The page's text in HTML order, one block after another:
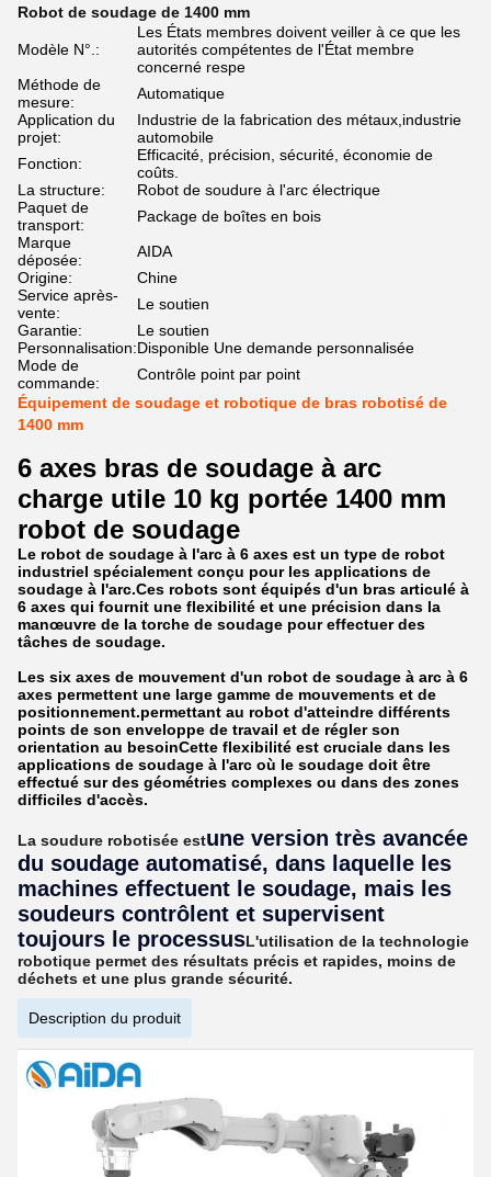
Robot de soudage de 1400 mm
Modèle N°.:
Les États membres doivent veiller à ce que les
autorités compétentes de l'État membre
concerné respe
Méthode de
mesure:
Automatique
Application du
projet:
Industrie de la fabrication des métaux,industrie
automobile
Fonction:
Efficacité, précision, sécurité, économie de
coûts.
La structure:
Robot de soudure à l'arc électrique
Paquet de
transport:
Package de boîtes en bois
Marque
déposée:
AIDA
Origine:
Chine
Service après-
vente:
Le soutien
Garantie:
Le soutien
Personnalisation:Disponible Une demande personnalisée
Mode de
commande:
Contrôle point par point
Équipement de soudage et robotique de bras robotisé de
1400 mm
6 axes bras de soudage à arc
charge utile 10 kg portée 1400 mm
robot de soudage
Le robot de soudage à l'arc à 6 axes est un type de robot
industriel spécialement conçu pour les applications de
soudage à l'arc.Ces robots sont équipés d'un bras articulé à
6 axes qui fournit une flexibilité et une précision dans la
manœuvre de la torche de soudage pour effectuer des
tâches de soudage.
Les six axes de mouvement d'un robot de soudage à arc à 6
axes permettent une large gamme de mouvements et de
positionnement.permettant au robot d'atteindre différents
points de son enveloppe de travail et de régler son
orientation au besoinCette flexibilité est cruciale dans les
applications de soudage à l'arc où le soudage doit être
effectué sur des géométries complexes ou dans des zones
difficiles d'accès.
La soudure robotisée estune version très avancée
du soudage automatisé, dans laquelle les
machines effectuent le soudage, mais les
soudeurs contrôlent et supervisent
toujours le processusL'utilisation de la technologie
robotique permet des résultats précis et rapides, moins de
déchets et une plus grande sécurité.
Description du produit